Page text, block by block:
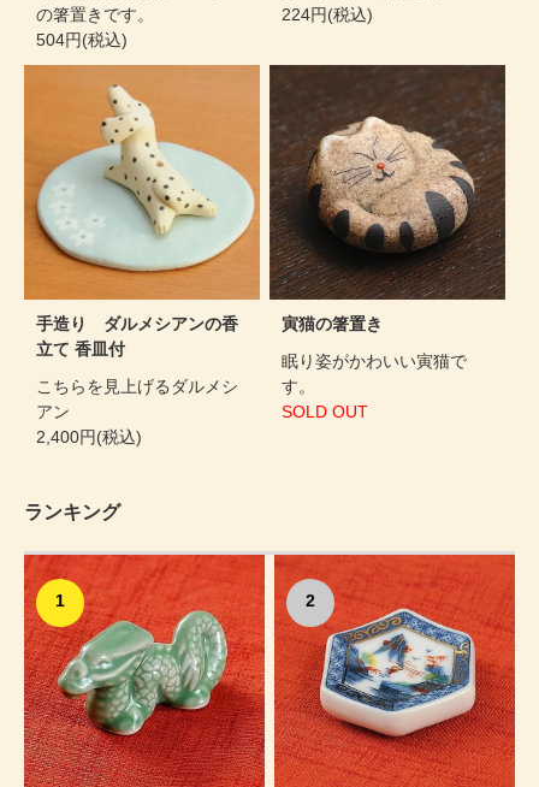
の箸置きです。
504円(税込)
224円(税込)
手造り ダルメシアンの香
立て 香皿付
こちらを見上げるダルメシ
アン
2,400円(税込)
寅猫の箸置き
眠り姿がかわいい寅猫で
す。
SOLD OUT
ランキング
1 2